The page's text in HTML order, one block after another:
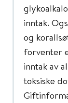
inntak.
og
forventer
inntak av
toksiske